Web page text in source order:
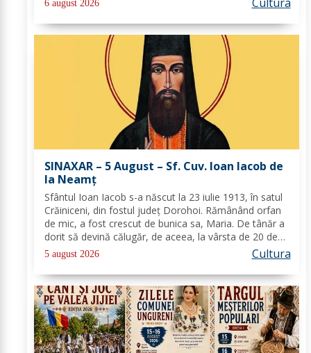
puţin de ucenici şi, suindu-Se pe un loc mai...
6 august 2026
SINAXAR – 5 August – Sf. Cuv. Ioan Iacob de
la Neamţ
Sfântul Ioan Iacob s-a născut la 23 iulie 1913, în satul
Crăiniceni, din fostul județ Dorohoi. Rămânând orfan
de mic, a fost crescut de bunica sa, Maria. De tânăr a
dorit să devină călugăr, de aceea, la vârsta de 20 de
ani, și-a îndreptat pașii spre Mănăstirea Neamț. La 8
aprilie 1936, rasoforul...
5 august 2026 Cultura